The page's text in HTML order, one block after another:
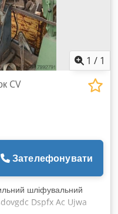
1 / 1
CV
Зателефонувати
шліфувальний
Dspfx Ac Ujwa